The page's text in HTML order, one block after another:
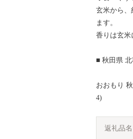
玄米から、
ます。
香りは玄米
■ 秋田県
おおもり
4)
返礼品名